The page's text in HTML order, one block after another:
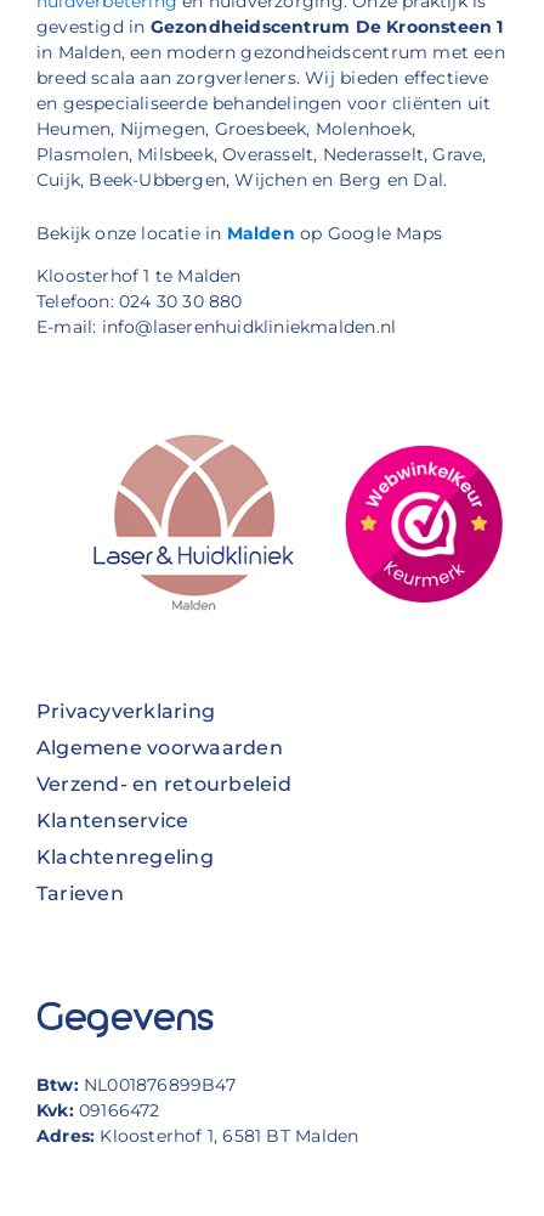
gevestigd in Gezondheidscentrum De Kroonsteen 1
in Malden, een modern gezondheidscentrum met een
breed scala aan zorgverleners. Wij bieden effectieve
en gespecialiseerde behandelingen voor cliënten uit
Heumen, Nijmegen, Groesbeek, Molenhoek,
Plasmolen, Milsbeek, Overasselt, Nederasselt, Grave,
Cuijk, Beek-Ubbergen, Wijchen en Berg en Dal.
Bekijk onze locatie in Malden op Google Maps
Kloosterhof 1 te Malden
Telefoon: 024 30 30 880
E-mail: info@laserenhuidkliniekmalden.nl
Privacyverklaring
Algemene voorwaarden
Verzend- en retourbeleid
Klantenservice
Klachtenregeling
Tarieven
Gegevens
Btw: NL001876899B47
Kvk:09166472
Adres: Kloosterhof 1, 6581 BT Malden